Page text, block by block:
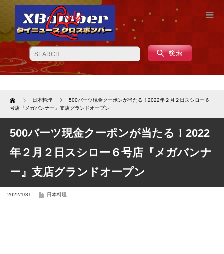
Home 日本料理
500バーツ現金クーポンが当たる！2022年２月２日スシロー６
号店『メガバンナー』支店グランドオープン
500バーツ現金クーポンが当たる！2022
年２月２日スシロー６号店『メガバンナ
ー』支店グランドオープン
2022/1/31 日本料理